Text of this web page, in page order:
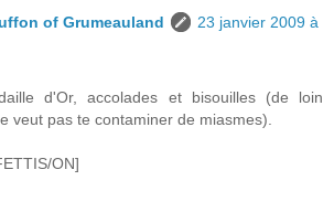
of Grumeauland
23 janvier 2009 à
d'Or, accolades et bisouilles (de loin
veut pas te contaminer de miasmes).
ON]